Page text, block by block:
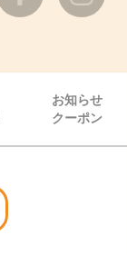
お知らせ
クーポン